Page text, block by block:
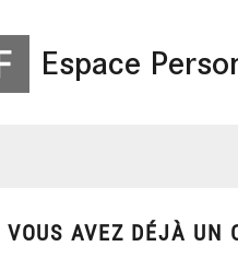
Espace
VOUS AVEZ DÉJÀ UN